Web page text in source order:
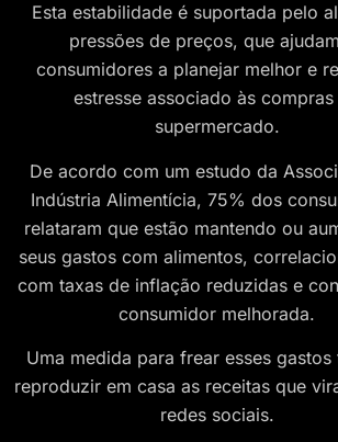
Esta estabilidade é suportada pelo
pressões de preços, que
consumidores a planejar melhor e
estresse associado às
supermercado.
De acordo com um estudo da
Indústria Alimentícia, 75% dos
relataram que estão mantendo ou
seus gastos com alimentos,
com taxas de inflação reduzidas e
consumidor melhorada.
Uma medida para frear esses gastos
reproduzir em casa as receitas que
redes sociais.